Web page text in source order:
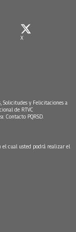
X
Solicitudes y Felicitaciones a
de RTVC
Contacto PQRSD.
el cual usted podrá realizar el